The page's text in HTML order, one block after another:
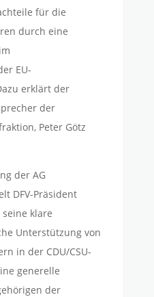
für die
durch eine
EU-
erklärt der
der
Peter Götz
der AG
DFV-Präsident
klare
Unterstützung von
in der CDU/CSU-
generelle
der